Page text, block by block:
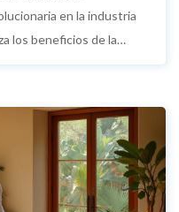
en la industria
los beneficios de la
una piel más firme y joven.
está cambiando las